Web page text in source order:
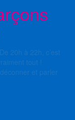
20h à 22h, c’est
tout !
et parler